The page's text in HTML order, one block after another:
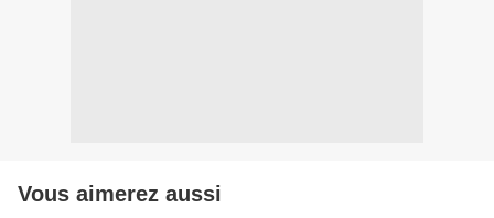
Vous aimerez aussi